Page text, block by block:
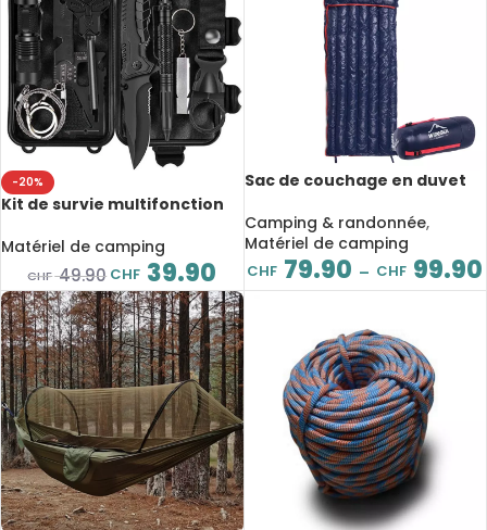
-20%
Kit de survie multifonction
camping, randonnée, 10
Matériel de camping
CHF49.90 CHF 39.90
Sac de couchage en duvet
étanche, température
jusqu’à -5° C
Camping & randonnée,
Matériel de camping
CHF 79.90 – CHF 99.90